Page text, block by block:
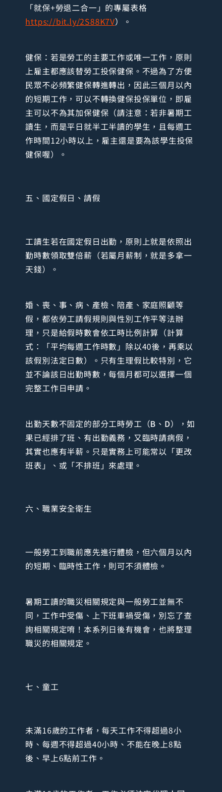
「就保+勞退二合一」的專屬表格
https://bit.ly/2S88K7V）。
健保：若是勞工的主要工作或唯一工作，原則
上雇主都應該替勞工投保健保。不過為了方便
民眾不必頻繁健保轉進轉出，因此三個月以內
的短期工作，可以不轉換健保投保單位，即雇
主可以不為其加保健保（請注意：若非暑期工
讀生，而是平日就半工半讀的學生，且每週工
作時間12小時以上，雇主還是要為該學生投保
健保喔）。
五、國定假日、請假
工讀生若在國定假日出勤，原則上就是依照出
勤時數領取雙倍薪（若屬月薪制，就是多拿一
天錢）。
婚、喪、事、病、產檢、陪產、家庭照顧等
假，都依勞工請假規則與性別工作平等法辦
理，只是給假時數會依工時比例計算（計算
式：「平均每週工作時數」除以40後，再乘以
該假別法定日數）。只有生理假比較特別，它
並不論該日出勤時數，每個月都可以選擇一個
完整工作日申請。
出勤天數不固定的部分工時勞工（B 、 D），如
果已經排了班、有出勤義務，又臨時請病假，
其實也應有半薪。只是實務上可能常以「更改
班表」、或「不排班」來處理。
六、職業安全衛生
一般勞工到職前應先進行體檢，但六個月以內
的短期、臨時性工作，則可不須體檢。
暑期工讀的職災相關規定與一般勞工並無不
同，工作中受傷、上下班車禍受傷，別忘了查
詢相關規定唷！本系列日後有機會，也將整理
職災的相關規定。
七、童工
未滿16歲的工作者，每天工作不得超過8小
時、每週不得超過40小時、不能在晚上8點
後、早上6點前工作。